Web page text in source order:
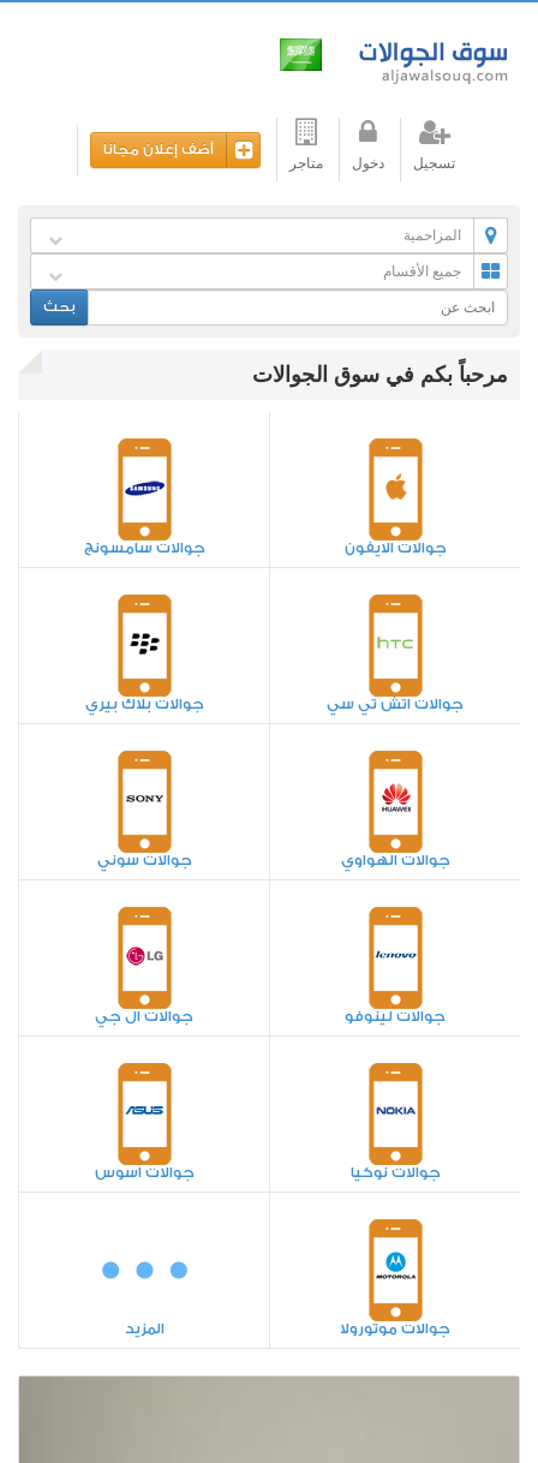
تسجيل دخول متاجر
أضف إعلان مجانا
المزاحمية
جميع الأقسام
بحث
مرحباً بكم في سوق الجوالات
جوالات الايفون جوالات سامسونج
جوالات اتش تي سي جوالات بلاك بيري
جوالات الهواوي جوالات سوني
جوالات لينوفو جوالات ال جي
جوالات نوكيا جوالات اسوس
جوالات موتورولا المزيد